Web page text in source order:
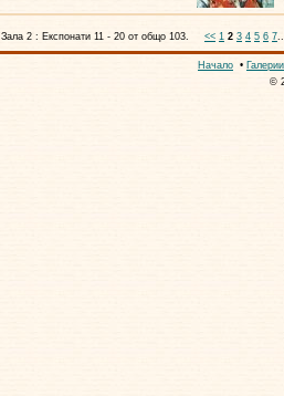
Зала 2 : Експонати 11 - 20 от общо 103. << 1 2 3 4 5 6 7..
Начало • Галерии
©